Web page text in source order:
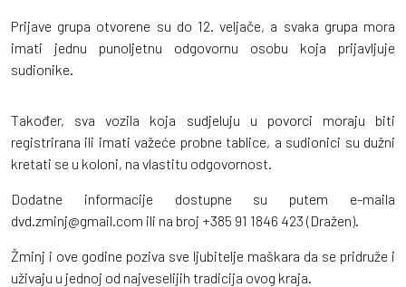
Prijave grupa otvorene su do 12. veljače, a svaka grupa mora
imati jednu punoljetnu odgovornu osobu koja prijavljuje
sudionike.
Također, sva vozila koja sudjeluju u povorci moraju biti
registrirana ili imati važeće probne tablice, a sudionici su dužni
kretati se u koloni, na vlastitu odgovornost.
Dodatne informacije dostupne su putem e-maila
dvd.zminj@gmail.com ili na broj +385 91 1846 423 (Dražen).
Žminj i ove godine poziva sve ljubitelje maškara da se pridruže i
uživaju u jednoj od najveselijih tradicija ovog kraja.